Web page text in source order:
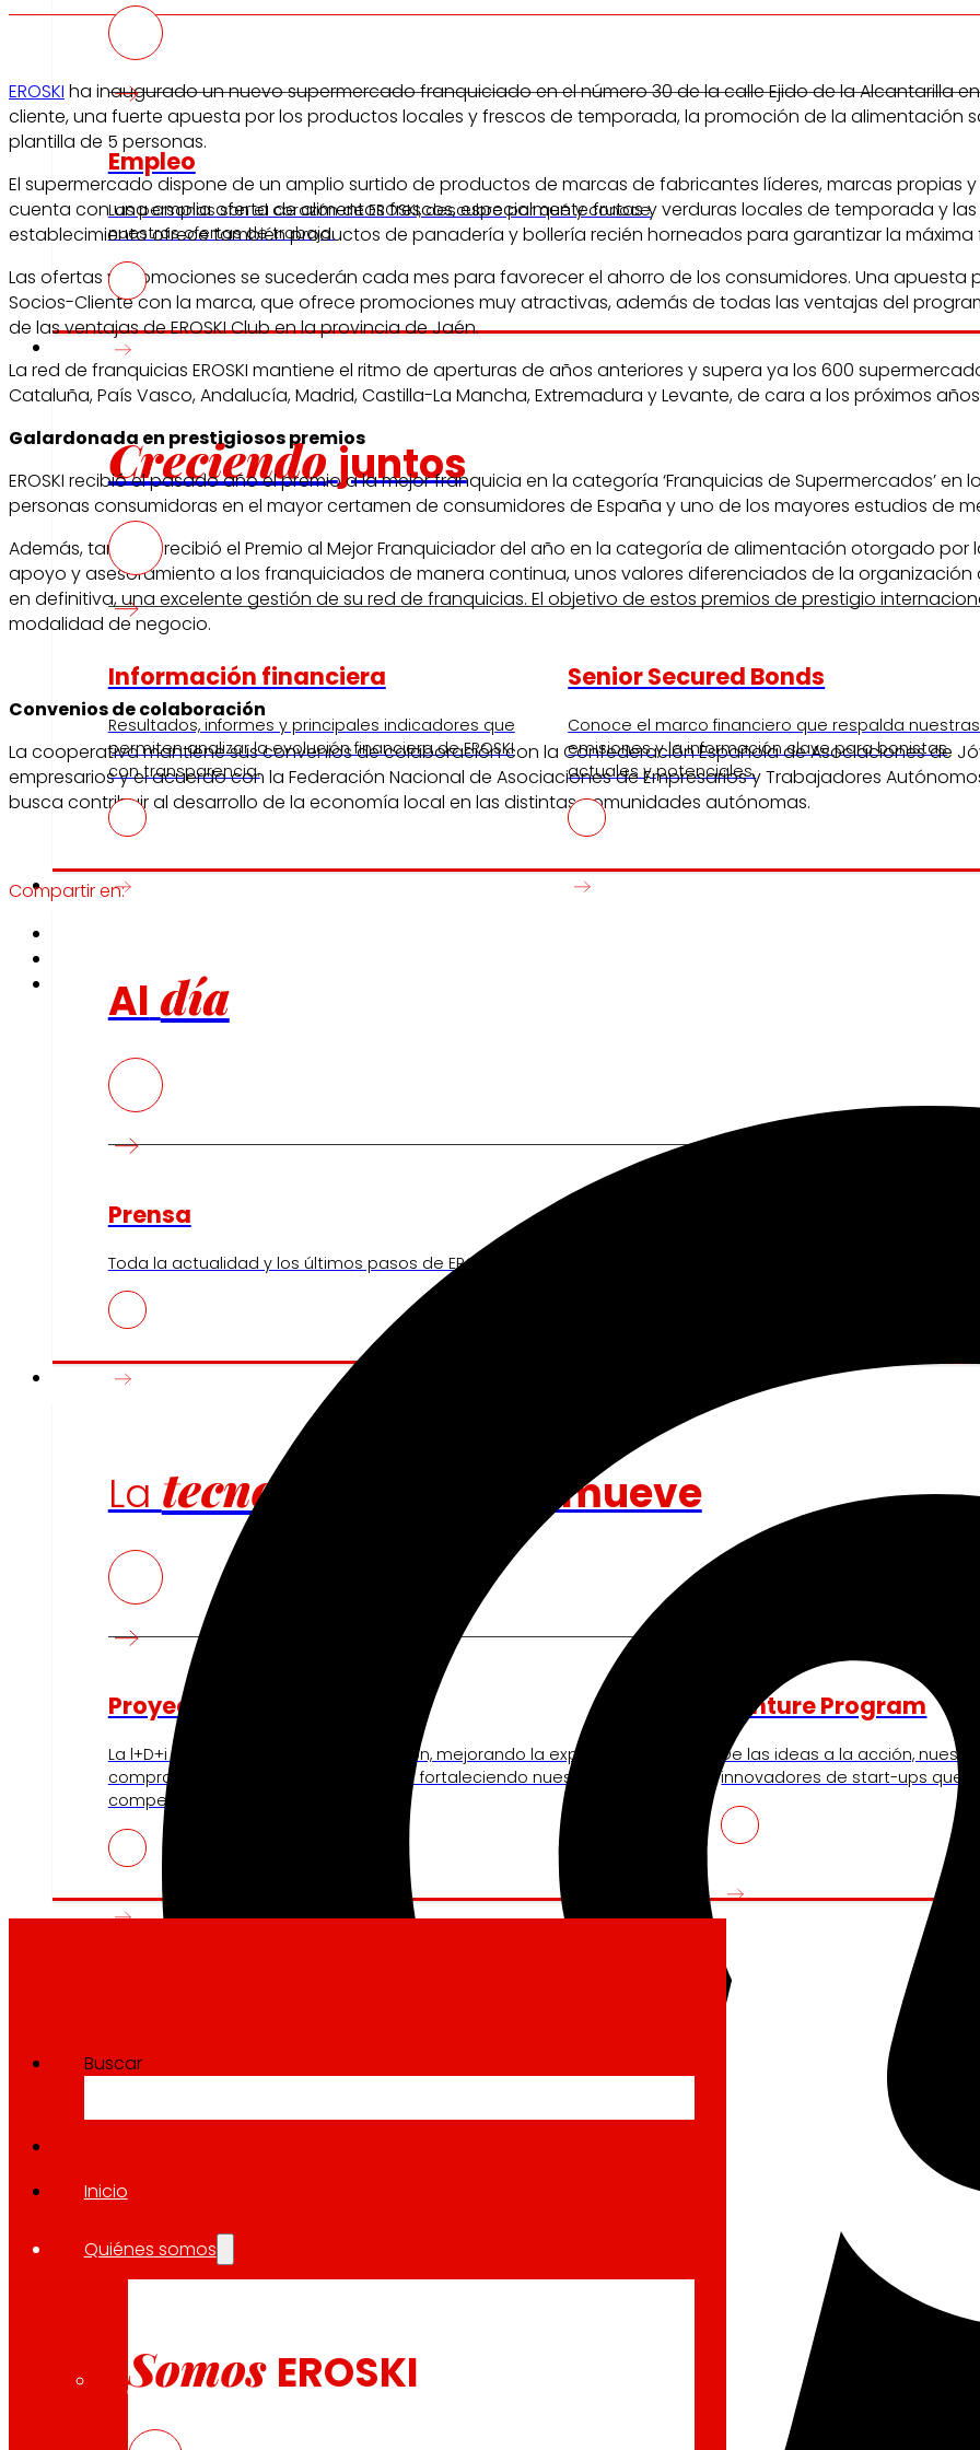
Empleo
Las personas son el corazón de EROSKI, descubre por qué y conoce
nuestras ofertas de trabajo.
Inversores
Creciendojuntos
Información financiera
Resultados, informes y principales indicadores que
permiten analizar la evolución financiera de EROSKI
con transparencia.
Senior Secured Bonds
Conoce el marco financiero que respalda nuestras
emisiones y la información clave para bonistas
actuales y potenciales.
Prensa
Al día
Prensa
Toda la actualidad y los últimos pasos de EROSKI a tu alcance.
Innovación
La tecnología nos mueve
Proyectos de innovación
La l+D+i impulsa nuestra transformación, mejorando la experiencia de
compra, reforzando la sostenibilidad y fortaleciendo nuestra
competitividad.
Venture Program
De las ideas a la acción,
innovadores de start-ups que
Buscar
Inicio
Quiénes somos
Somos EROSKI
EROSKI ha inaugurado un nuevo supermercado franquiciado en el número 30 de la calle Ejido de la Alcantarilla
cliente, una fuerte apuesta por los productos locales y frescos de temporada, la promoción de la
plantilla de 5 personas.
El supermercado dispone de un amplio surtido de productos de marcas de fabricantes líderes, marcas
cuenta con una amplia oferta de alimentos frescos, especialmente frutas y verduras locales de temporada y
establecimiento ofrece también productos de panadería y bollería recién horneados para garantizar la máxima
Las ofertas y promociones se sucederán cada mes para favorecer el ahorro de los consumidores. Una apuesta
Socios-Cliente con la marca, que ofrece promociones muy atractivas, además de todas las ventajas del
de las ventajas de EROSKI Club en la provincia de Jaén.
La red de franquicias EROSKI mantiene el ritmo de aperturas de años anteriores y supera ya los 600
Cataluña, País Vasco, Andalucía, Madrid, Castilla-La Mancha, Extremadura y Levante, de cara a los próximos
Galardonada en prestigiosos premios
EROSKI recibió el pasado año el premio a la mejor franquicia en la categoría ‘Franquicias de Supermercados’
personas consumidoras en el mayor certamen de consumidores de España y uno de los mayores estudios de
Además, también recibió el Premio al Mejor Franquiciador del año en la categoría de alimentación otorgado
apoyo y asesoramiento a los franquiciados de manera continua, unos valores diferenciados de la organización
en definitiva, una excelente gestión de su red de franquicias. El objetivo de estos premios de prestigio
modalidad de negocio.
Convenios de colaboración
La cooperativa mantiene sus convenios de colaboración con la Confederación Española de Asociaciones de
empresarios y el acuerdo con la Federación Nacional de Asociaciones de Empresarios y Trabajadores
busca contribuir al desarrollo de la economía local en las distintas comunidades autónomas.
Compartir en: